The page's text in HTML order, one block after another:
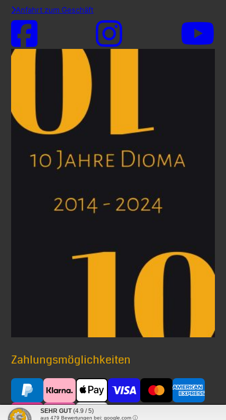
Anfahrt zum Geschäft
Zahlungsmöglichkeiten
SEHR GUT (4.9 / 5)
aus 479 Bewertungen bei: google.com ⓘ